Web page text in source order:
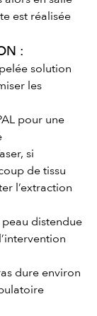
est réalisée
:
solution
les
pour une
si
de tissu
l’extraction
distendue
dure environ